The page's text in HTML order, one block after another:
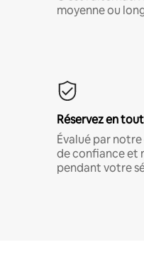
moyenne ou
Réservez en
Évalué par
de confiance et
pendant votre